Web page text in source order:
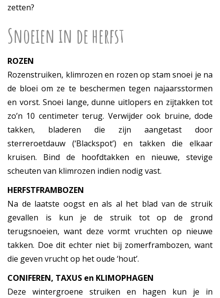
zetten?
Snoeien in de herfst
ROZEN
Rozenstruiken, klimrozen en rozen op stam snoei je na
de bloei om ze te beschermen tegen najaarsstormen
en vorst. Snoei lange, dunne uitlopers en zijtakken tot
zo’n 10 centimeter terug. Verwijder ook bruine, dode
takken, bladeren die zijn aangetast door
sterreroetdauw (‘Blackspot’) en takken die elkaar
kruisen. Bind de hoofdtakken en nieuwe, stevige
scheuten van klimrozen indien nodig vast.
HERFSTFRAMBOZEN
Na de laatste oogst en als al het blad van de struik
gevallen is kun je de struik tot op de grond
terugsnoeien, want deze vormt vruchten op nieuwe
takken. Doe dit echter niet bij zomerframbozen, want
die geven vrucht op het oude ‘hout’.
CONIFEREN, TAXUS en KLIMOPHAGEN
Deze wintergroene struiken en hagen kun je in